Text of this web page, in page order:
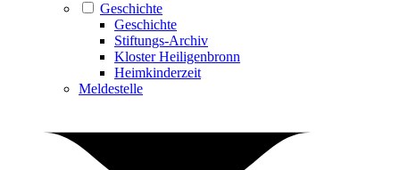
Geschichte
Geschichte
Stiftungs-Archiv
Kloster Heiligenbronn
Heimkinderzeit
Meldestelle